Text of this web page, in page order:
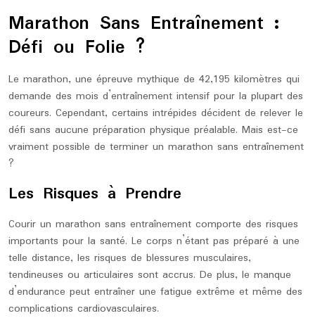
Marathon Sans Entraînement :
Défi ou Folie ?
Le marathon, une épreuve mythique de 42,195 kilomètres qui
demande des mois d’entraînement intensif pour la plupart des
coureurs. Cependant, certains intrépides décident de relever le
défi sans aucune préparation physique préalable. Mais est-ce
vraiment possible de terminer un marathon sans entraînement
?
Les Risques à Prendre
Courir un marathon sans entraînement comporte des risques
importants pour la santé. Le corps n’étant pas préparé à une
telle distance, les risques de blessures musculaires,
tendineuses ou articulaires sont accrus. De plus, le manque
d’endurance peut entraîner une fatigue extrême et même des
complications cardiovasculaires.